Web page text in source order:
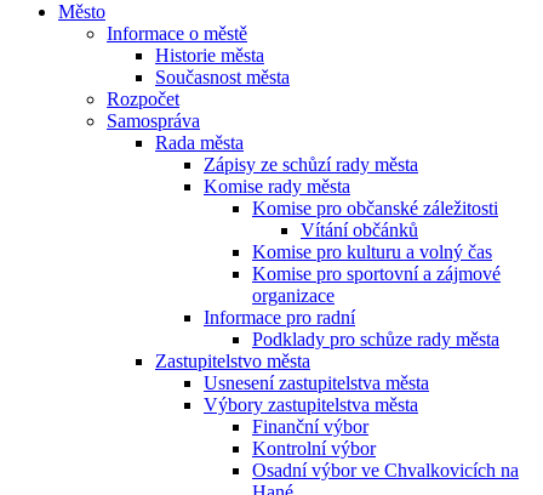
Město
Informace o městě
Historie města
Současnost města
Rozpočet
Samospráva
Rada města
Zápisy ze schůzí rady města
Komise rady města
Komise pro občanské záležitosti
Vítání občánků
Komise pro kulturu a volný čas
Komise pro sportovní a zájmové
organizace
Informace pro radní
Podklady pro schůze rady města
Zastupitelstvo města
Usnesení zastupitelstva města
Výbory zastupitelstva města
Finanční výbor
Kontrolní výbor
Osadní výbor ve Chvalkovicích na